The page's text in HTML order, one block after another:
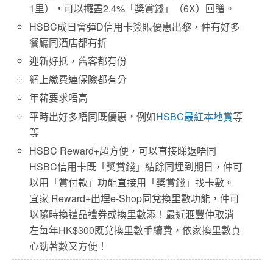
1里），可以攞盡2.4%「獎賞錢」（6X）回贈。
HSBC成日會彈D信用卡簽賬優惠出黎，仲有好多
餐廳同酒店都有折
迎新好抵，舊客都有份
網上繳費連保險都有分
年薪要求唔高
平時出好多唔同既優惠，例如HSBC最紅本地賞等
等
HSBC Reward+超方便，可以直接睇返唔同
HSBC信用卡既「獎賞錢」結餘同埋到期日，仲可
以用「賞付款」功能直接用「獎賞錢」找卡數。
宜家 Reward+出埋e-Shop同兌換里數功能，仲可
以隨時換禮品禮券或換里數添！最近滙豐仲取消
左每年HK$300既兌換里數手續費，依家換里數真
心勁著數又方便！